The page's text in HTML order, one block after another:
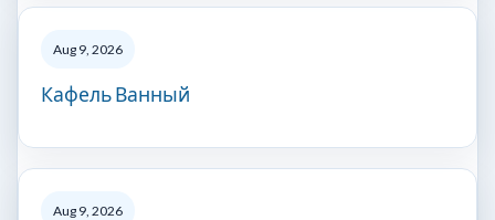
Aug 9, 2026
Кафель Ванный
Aug 9, 2026